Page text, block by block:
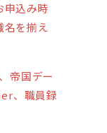
込み時
名を揃え
帝国デー
、職員録